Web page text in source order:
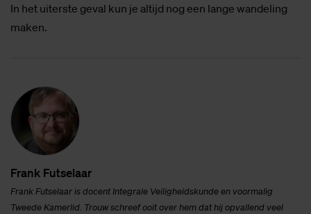
In het uiterste geval kun je altijd nog een lange wandeling
maken.
Frank Fut­se­laar
Frank Futselaar is docent Integrale Veiligheidskundeen voormalig
Tweede Kamerlid. Trouw schreef ooit over hem dat hij opvallend veel